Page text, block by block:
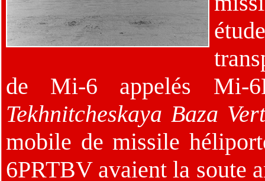
de Mi-6 appelés Mi-
Tekhnitcheskaya Baza
mobile de missile
6PRTBV avaient la soute